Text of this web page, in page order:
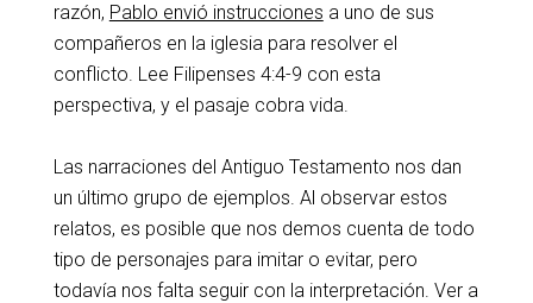
razón, Pablo envió instrucciones a uno de sus
compañeros en la iglesia para resolver el
conflicto. Lee Filipenses 4:4-9 con esta
perspectiva, y el pasaje cobra vida.
Las narraciones del Antiguo Testamento nos dan
un último grupo de ejemplos. Al observar estos
relatos, es posible que nos demos cuenta de todo
tipo de personajes para imitar o evitar, pero
todavía nos falta seguir con la interpretación. Ver a